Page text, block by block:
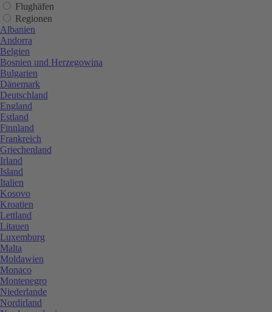
Flughäfen
Regionen
Albanien
Andorra
Belgien
Bosnien und Herzegowina
Bulgarien
Dänemark
Deutschland
England
Estland
Finnland
Frankreich
Griechenland
Irland
Island
Italien
Kosovo
Kroatien
Lettland
Litauen
Luxemburg
Malta
Moldawien
Monaco
Montenegro
Niederlande
Nordirland